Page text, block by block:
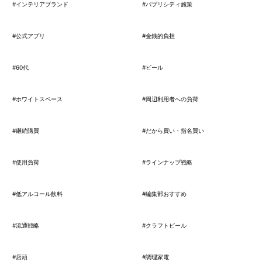
#インテリアブランド #パブリシティ施策
#公式アプリ #金銭的負担
#60代 #ビール
#ホワイトスペース #周辺利用者への負荷
#継続購買 #だから買い・指名買い
#使用負荷 #ラインナップ戦略
#低アルコール飲料 #編集部おすすめ
#流通戦略 #クラフトビール
#店頭 #調理家電